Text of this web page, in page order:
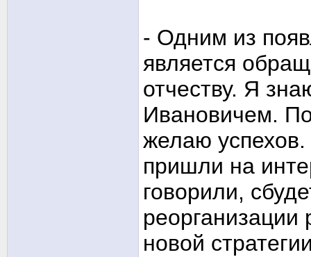
- Одним из
является
отчеству. Я
Ивановичем.
желаю
пришли на
говорили,
новой